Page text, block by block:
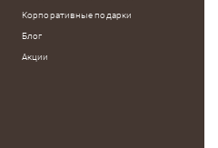
Корпоративные подарки
Блог
Акции